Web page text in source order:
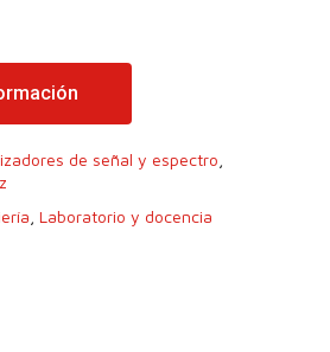
de señal y espectro
Laboratorio y docencia